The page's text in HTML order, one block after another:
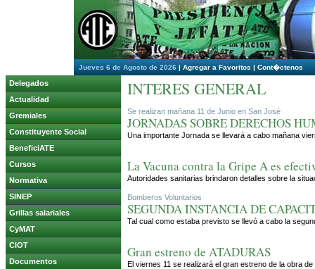
Jueves 6 de Agosto de 2026 | Agregar a Favoritos | Cont�ctenos
Delegados
Actualidad
Gremiales
Constituyente Social
BeneficiATE
Cursos
Normativa
SINEP
Grillas salariales
CyMAT
CIOT
Documentos
INTERES GENERAL
Se realizan mañana 11 de Junio en San José
JORNADAS SOBRE DERECHOS
Una importante Jornada se llevará a cabo mañana
La Vacuna contra la Gripe A es
Autoridades sanitarias brindaron detalles sobre la
Bomberos Voluntarios
SEGUNDA INSTANCIA DE
Tal cual como estaba previsto se llevó a cabo la
Gran estreno de ATADURAS
El viernes 11 se realizará el gran estreno de la obra